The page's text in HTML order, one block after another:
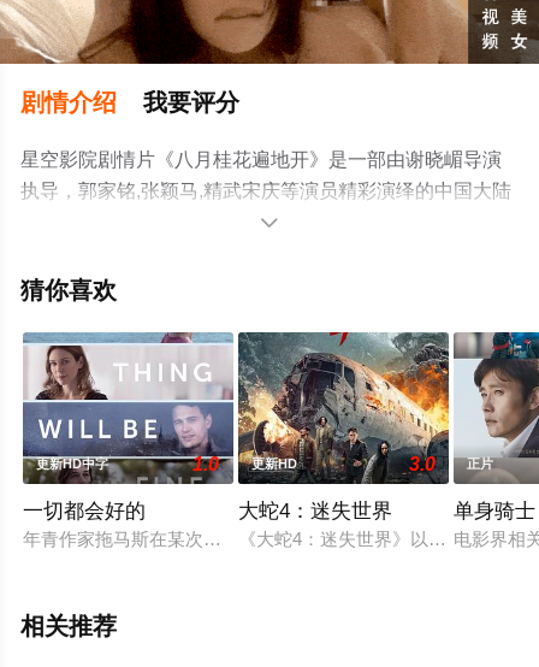
剧情介绍 我要评分
星空影院剧情片《八月桂花遍地开》是一部由谢晓嵋导演
执导，郭家铭,张颖马,精武宋庆等演员精彩演绎的中国大陆
电影，手机免费观看高清无删减完整版电影大全就上星空
网等平台了解。

猜你喜欢
更新HD中字 1.0
一切都会好的
年青作家拖马斯在某次与女友发生争执后愤然离家，孰料他的
更新HD 3.0
大蛇4：迷失世界
《大蛇4：迷失世界》以一起飞机事
正片
单身骑士
电影界相
相关推荐